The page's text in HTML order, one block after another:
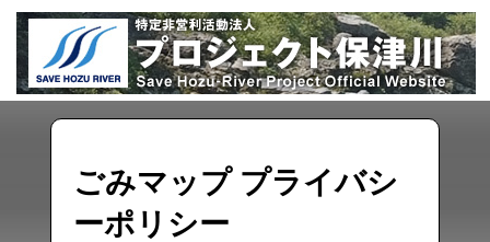
ごみマップ プライバシ
ーポリシー